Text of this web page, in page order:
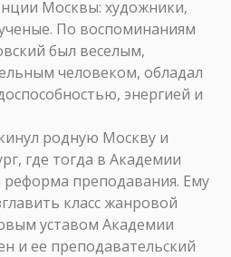
Москвы: художники,
По воспоминаниям
был веселым,
человеком, обладал
энергией и
родную Москву и
где тогда в Академии
преподавания. Ему
класс жанровой
уставом Академии
и ее преподавательский